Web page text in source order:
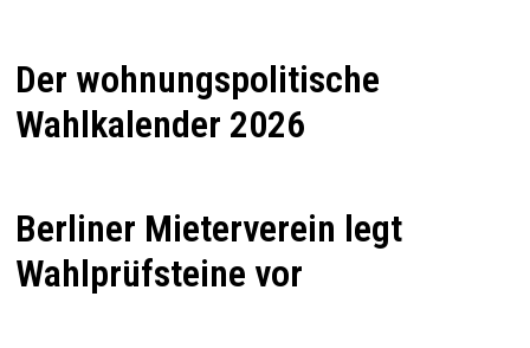
Der wohnungspolitische
Wahlkalender 2026
Berliner Mieterverein legt
Wahlprüfsteine vor